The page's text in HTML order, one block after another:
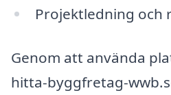
Projektledning och
Genom att använda
hitta-byggfretag-